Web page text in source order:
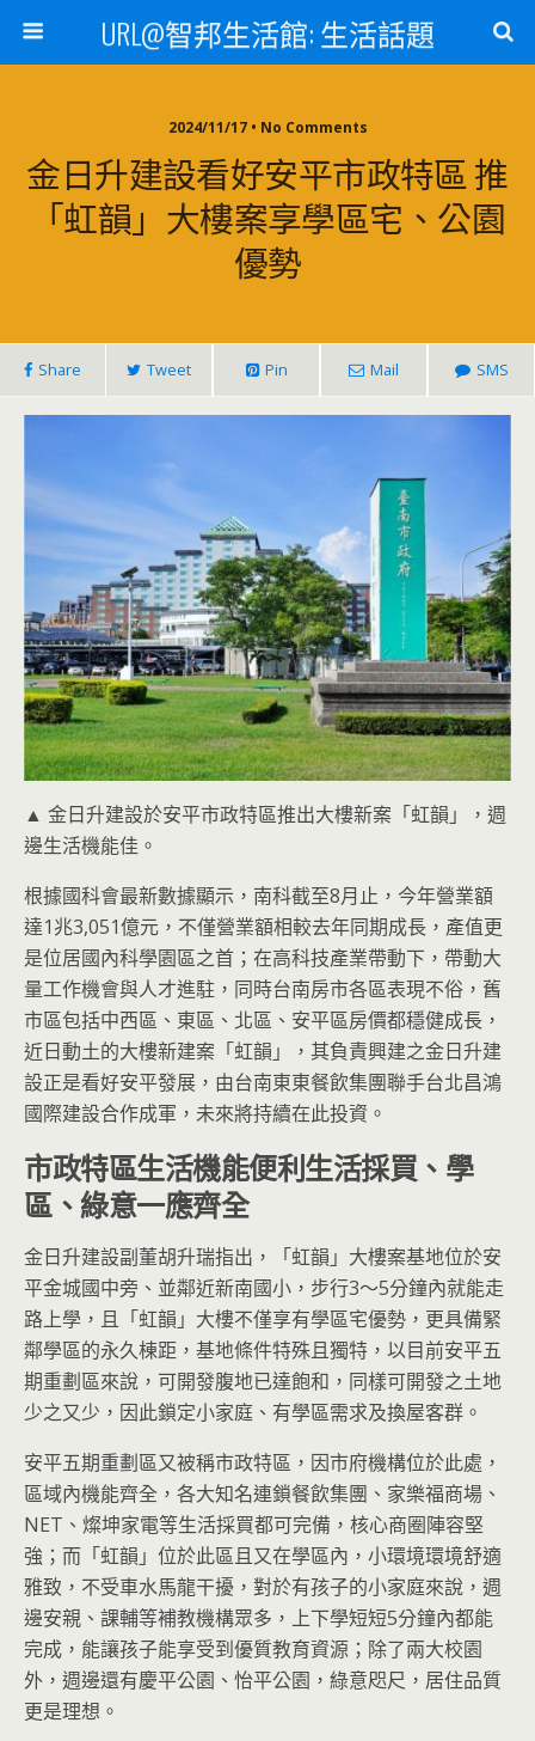
URL@智邦生活館: 生活話題
2024/11/17 • No Comments
金日升建設看好安平市政特區 推
「虹韻」大樓案享學區宅、公園
優勢
Share Tweet Pin Mail SMS
▲ 金日升建設於安平市政特區推出大樓新案「虹韻」，週
邊生活機能佳。
根據國科會最新數據顯示，南科截至8月止，今年營業額
達1兆3,051億元，不僅營業額相較去年同期成長，產值更
是位居國內科學園區之首；在高科技產業帶動下，帶動大
量工作機會與人才進駐，同時台南房市各區表現不俗，舊
市區包括中西區、東區、北區、安平區房價都穩健成長，
近日動土的大樓新建案「虹韻」，其負責興建之金日升建
設正是看好安平發展，由台南東東餐飲集團聯手台北昌鴻
國際建設合作成軍，未來將持續在此投資。
市政特區生活機能便利生活採買、學
區、綠意一應齊全
金日升建設副董胡升瑞指出，「虹韻」大樓案基地位於安
平金城國中旁、並鄰近新南國小，步行3～5分鐘內就能走
路上學，且「虹韻」大樓不僅享有學區宅優勢，更具備緊
鄰學區的永久棟距，基地條件特殊且獨特，以目前安平五
期重劃區來說，可開發腹地已達飽和，同樣可開發之土地
少之又少，因此鎖定小家庭、有學區需求及換屋客群。
安平五期重劃區又被稱市政特區，因市府機構位於此處，
區域內機能齊全，各大知名連鎖餐飲集團、家樂福商場、
NET、燦坤家電等生活採買都可完備，核心商圈陣容堅
強；而「虹韻」位於此區且又在學區內，小環境環境舒適
雅致，不受車水馬龍干擾，對於有孩子的小家庭來說，週
邊安親、課輔等補教機構眾多，上下學短短5分鐘內都能
完成，能讓孩子能享受到優質教育資源；除了兩大校園
外，週邊還有慶平公園、怡平公園，綠意咫尺，居住品質
更是理想。